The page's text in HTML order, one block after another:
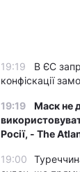
19:19
В ЄС
конфіскації
19:19
Маск не
Росії, - The
19:00